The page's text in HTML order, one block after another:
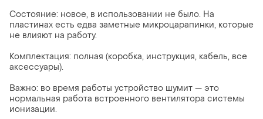
Состояние: новое, в использовании не было. На
пластинах есть едва заметные микроцарапинки, которые
не влияют на работу.
Комплектация: полная (коробка, инструкция, кабель, все
аксессуары).
Важно: во время работы устройство шумит — это
нормальная работа встроенного вентилятора системы
ионизации.